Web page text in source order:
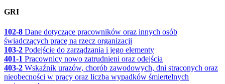
GRI
102-8 Dane dotyczące pracowników oraz innych osób
świadczących pracę na rzecz organizacji
103-2 Podejście do zarządzania i jego elementy
401-1 Pracownicy nowo zatrudnieni oraz odejścia
403-2 Wskaźnik urazów, chorób zawodowych, dni straconych oraz
nieobecności w pracy oraz liczba wypadków śmiertelnych